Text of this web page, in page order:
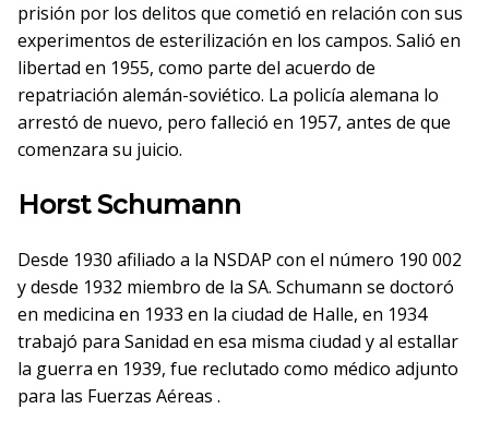
prisión por los delitos que cometió en relación con sus
experimentos de esterilización en los campos. Salió en
libertad en 1955, como parte del acuerdo de
repatriación alemán-soviético. La policía alemana lo
arrestó de nuevo, pero falleció en 1957, antes de que
comenzara su juicio.
Horst Schumann
Desde 1930 afiliado a la NSDAP con el número 190 002
y desde 1932 miembro de la SA. Schumann se doctoró
en medicina en 1933 en la ciudad de Halle, en 1934
trabajó para Sanidad en esa misma ciudad y al estallar
la guerra en 1939, fue reclutado como médico adjunto
para las Fuerzas Aéreas .